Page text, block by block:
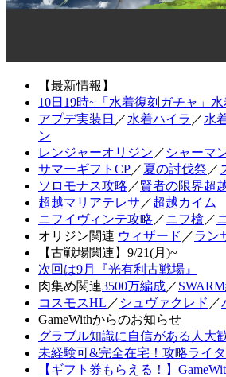
【最新情報】
10日19時~「水着復刻ガチャ」
アプデ実装日 ／水着ハイラ ／水
ン
レンジャーオリジン ／ シャーマ
サマーギフトCP／夏の討伐祭 ／
ソロモナス攻略 ／賢者の限界超
超越マリアテレサ ／超越カイム
ニフイヴィンテ攻略 ／ニフ槍 ／
オリジン関連 ウィザード ／ラン
【古戦場関連】9/21(月)~
次回は9月『光有利古戦場』
肉集め関連3500万編成／
コスモスHL ／ シュヴァクレド ／
GameWithからのお知らせ
グラブル知識に自信がある人大
未経験可&完全在宅！攻略ライタ
【ギフト券もらえる！】